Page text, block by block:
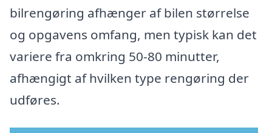
bilrengøring afhænger af bilen størrelse
og opgavens omfang, men typisk kan det
variere fra omkring 50-80 minutter,
afhængigt af hvilken type rengøring der
udføres.